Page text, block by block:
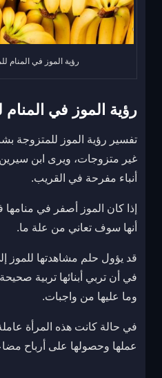
رؤية الموز في المنام
رؤية الموز في المنام
تفسير رؤية الموز للمتزوجة
غير متزوجات، ويرى ابن
أنباء مفرحة في القريب.
إذا كان الموز أصفر في
أنها سوف تعاني من علة ما.
قد يؤول حلم مشاهدتها للموز
في أن تربي أبنائها تربية
وما عليها من واجبات.
في حالة كانت هذه المرأة
عملها وحصولها على أرباح